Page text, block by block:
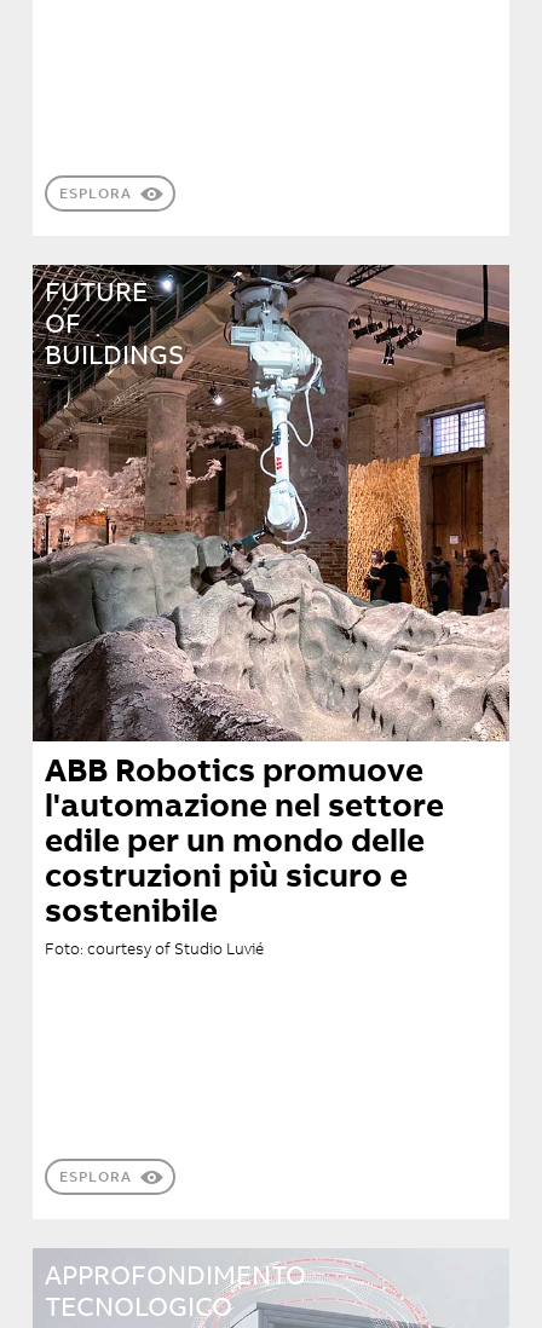
ESPLORA
FUTURE
OF
BUILDINGS
ABB Robotics promuove
l'automazione nel settore
edile per un mondo delle
costruzioni più sicuro e
sostenibile
Foto: courtesy of Studio Luvié
ESPLORA
APPROFONDIMENTO
TECNOLOGICO